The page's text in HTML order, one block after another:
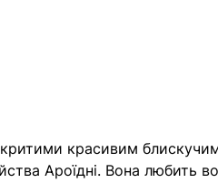
красивим
Ароїдні. Вона любить